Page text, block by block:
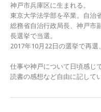
神戸市兵庫区に生まれる。
東京大学法学部を卒業。自治
総務省自治行政局長、神戸市
長選挙で当選。
2017年10月22日の選挙で再選
仕事や神戸について日頃感じ
読書の感想など自由に記して